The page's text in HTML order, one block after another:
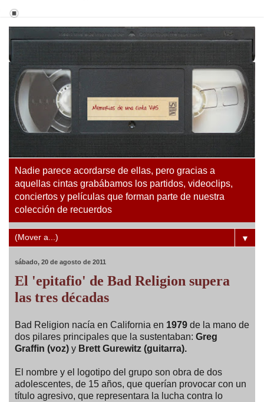
Nadie parece acordarse de ellas, pero gracias a
aquellas cintas grabábamos los partidos, videoclips,
conciertos y películas que forman parte de nuestra
colección de recuerdos
▼
sábado, 20 de agosto de 2011
El 'epitafio' de Bad Religion supera
las tres décadas
Bad Religion nacía en California en 1979 de la mano de
dos pilares principales que la sustentaban: Greg
Graffin (voz) y Brett Gurewitz (guitarra).
El nombre y el logotipo del grupo son obra de dos
adolescentes, de 15 años, que querían provocar con un
título agresivo, que representara la lucha contra lo